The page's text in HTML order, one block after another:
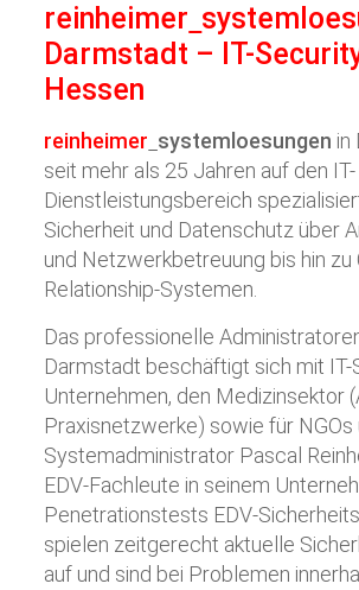
reinheimer
Darmstadt – IT-
Hessen
reinheimer systemloesungen in
seit mehr als 25 Jahren auf den IT-
Dienstleistungsbereich
Sicherheit und Datenschutz über
und Netzwerkbetreuung bis hin zu
Relationship-Systemen.
Das professionelle
Darmstadt beschäftigt sich mit
Unternehmen, den Medizinsektor
Praxisnetzwerke) sowie für NGOs
Systemadministrator Pascal
EDV-Fachleute in seinem
Penetrationstests EDV-
spielen zeitgerecht aktuelle
auf und sind bei Problemen